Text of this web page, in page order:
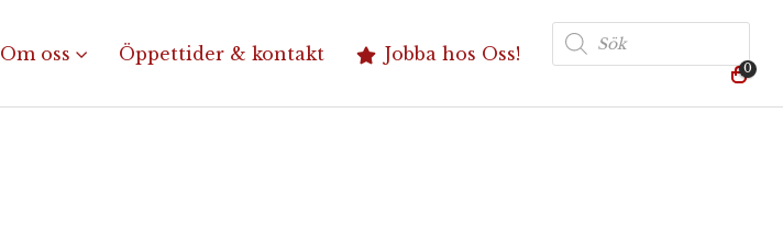
Om oss Öppettider & kontakt Jobba hos Oss!
Produktsökning
0